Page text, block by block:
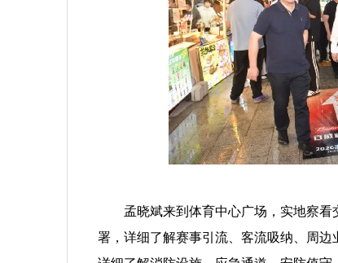
孟晓斌来到体育中心广场，实地察看
署，详细了解赛事引流、客流吸纳、周边